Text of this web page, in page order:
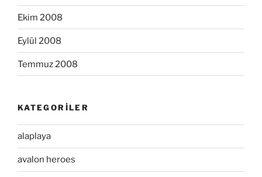
Ekim 2008
Eylül 2008
Temmuz 2008
KATEGORILER
alaplaya
avalon heroes